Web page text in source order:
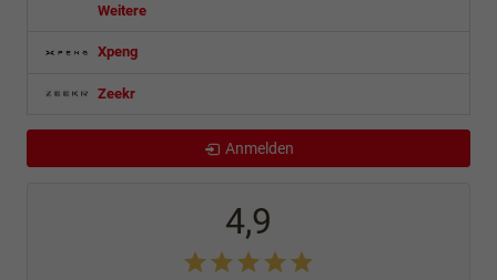
Weitere
Xpeng
Zeekr
Anmelden
4,9